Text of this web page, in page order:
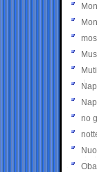
Muti
no